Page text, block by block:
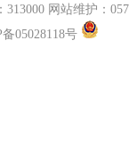
网站维护：
05028118号